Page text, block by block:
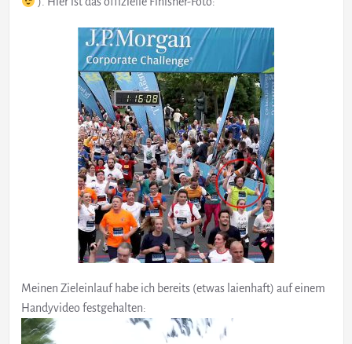
Meinen Zieleinlauf habe ich bereits (etwas laienhaft) auf einem
Handyvideo festgehalten:
Video